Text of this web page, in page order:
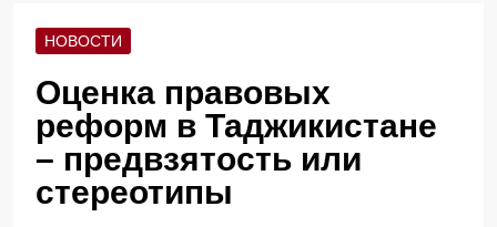
НОВОСТИ
Оценка правовых
реформ в Таджикистане
– предвзятость или
стереотипы